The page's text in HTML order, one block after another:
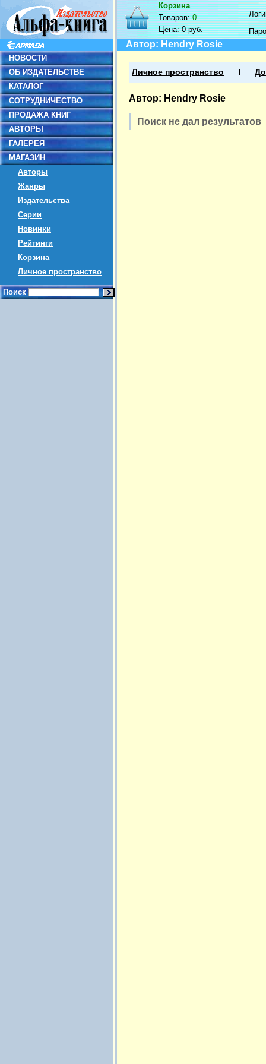
НОВОСТИ
ОБ ИЗДАТЕЛЬСТВЕ
КАТАЛОГ
СОТРУДНИЧЕСТВО
ПРОДАЖА КНИГ
АВТОРЫ
ГАЛЕРЕЯ
МАГАЗИН
Авторы
Жанры
Издательства
Серии
Новинки
Рейтинги
Корзина
Личное пространство
Поиск
Корзина
Товаров:0
Цена:0 руб.
Автор: Hendry Rosie
Личное пространство
Автор: Hendry Rosie
Поиск не дал результатов